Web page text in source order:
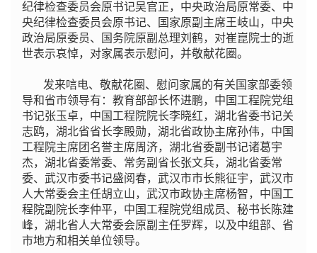
纪律检查委员会原书记吴官正，中央政治局原常委、中
央纪律检查委员会原书记、国家原副主席王岐山，中央
政治局原委员、国务院原副总理刘鹤，对崔崑院士的逝
世表示哀悼，对家属表示慰问，并敬献花圈。
发来唁电、敬献花圈、慰问家属的有关国家部委领
导和省市领导有：教育部部长怀进鹏，中国工程院党组
书记张玉卓，中国工程院院长李晓红，湖北省委书记关
志鸥，湖北省省长李殿勋，湖北省政协主席孙伟，中国
工程院主席团名誉主席周济，湖北省委副书记诸葛宇
杰，湖北省委常委、常务副省长张文兵，湖北省委常
委、武汉市委书记盛阅春，武汉市市长熊征宇，武汉市
人大常委会主任胡立山，武汉市政协主席杨智，中国工
程院副院长李仲平，中国工程院党组成员、秘书长陈建
峰，湖北省人大常委会原副主任罗辉，以及中组部、省
市地方和相关单位领导。